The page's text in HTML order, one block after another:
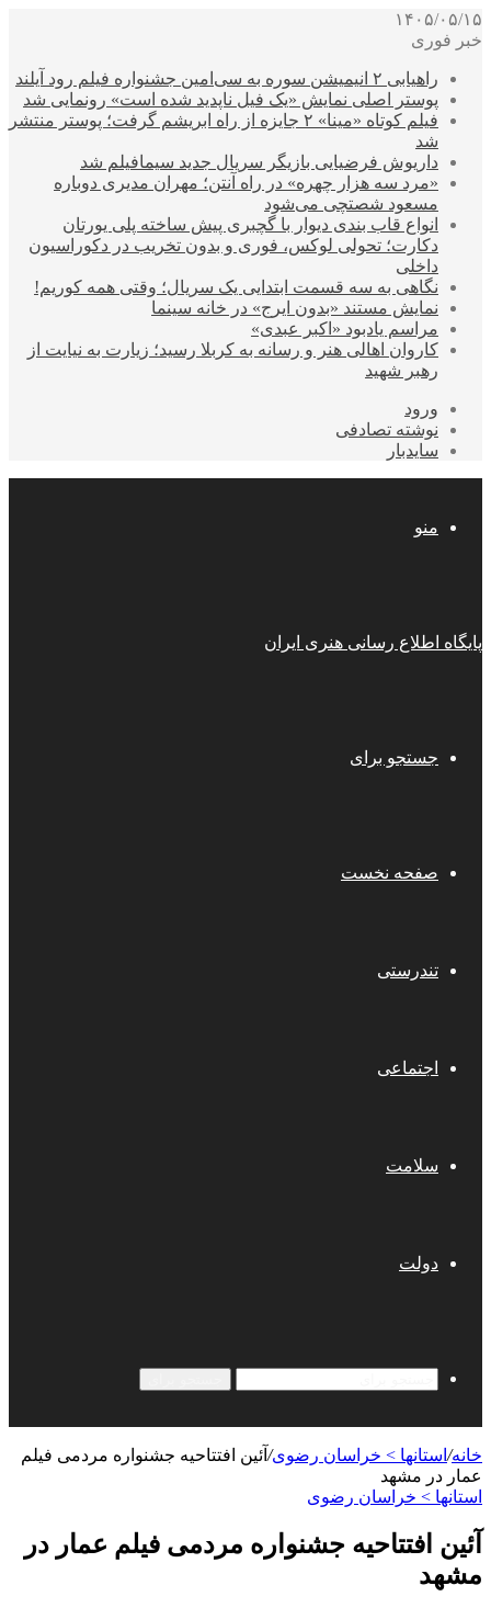
۱۴۰۵/۰۵/۱۵
خبر فوری
راهیابی ۲ انیمیشن سوره به سی‌امین جشنواره فیلم رود آیلند
پوستر اصلی نمایش «یک فیل ناپدید شده است» رونمایی شد
فیلم کوتاه «مینا» ۲ جایزه از راه ابریشم گرفت؛ پوستر منتشر
شد
داریوش فرضیایی بازیگر سریال جدید سیمافیلم شد
«مرد سه هزار چهره» در راه آنتن؛ مهران مدیری دوباره
مسعود شصتچی می‌شود
انواع قاب بندی دیوار با گچبری پیش ساخته پلی یورتان
دکارت؛ تحولی لوکس، فوری و بدون تخریب در دکوراسیون
داخلی
نگاهی به سه قسمت ابتدایی یک سریال؛ وقتی همه کوریم!
نمایش مستند «بدون ایرج» در خانه سینما
مراسم یادبود «اکبر عبدی»
کاروان اهالی هنر و رسانه به کربلا رسید؛ زیارت به نیایت از
رهبر شهید
ورود
نوشته تصادفی
سایدبار
منو
پایگاه اطلاع رسانی هنری ایران
جستجو برای
صفحه نخست
تندرستی
اجتماعی
سلامت
دولت
خانه/ استانها > خراسان رضوی/ آئین افتتاحیه جشنواره مردمی فیلم
عمار در مشهد
استانها > خراسان رضوی
آئین افتتاحیه جشنواره مردمی فیلم عمار در
مشهد